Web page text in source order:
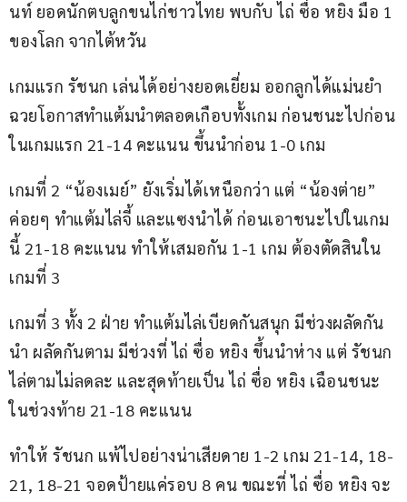
นท์ ยอดนักตบลูกขนไก่ชาวไทย พบกับ ไถ่ ซื่อ หยิง มือ 1
ของโลก จากไต้หวัน
เกมแรก รัชนก เล่นได้อย่างยอดเยี่ยม ออกลูกได้แม่นยำ
ฉวยโอกาสทำแต้มนำตลอดเกือบทั้งเกม ก่อนชนะไปก่อน
ในเกมแรก 21-14 คะแนน ขึ้นนำก่อน 1-0 เกม
เกมที่ 2 “น้องเมย์” ยังเริ่มได้เหนือกว่า แต่ “น้องต่าย”
ค่อยๆ ทำแต้มไล่จี้ และแซงนำได้ ก่อนเอาชนะไปในเกม
นี้ 21-18 คะแนน ทำให้เสมอกัน 1-1 เกม ต้องตัดสินใน
เกมที่ 3
เกมที่ 3 ทั้ง 2 ฝ่าย ทำแต้มไล่เบียดกันสนุก มีช่วงผลัดกัน
นำ ผลัดกันตาม มีช่วงที่ ไถ่ ซื่อ หยิง ขึ้นนำห่าง แต่ รัชนก
ไล่ตามไม่ลดละ และสุดท้ายเป็น ไถ่ ซื่อ หยิง เฉือนชนะ
ในช่วงท้าย 21-18 คะแนน
ทำให้ รัชนก แพ้ไปอย่างน่าเสียดาย 1-2 เกม 21-14, 18-
21, 18-21 จอดป้ายแค่รอบ 8 คน ขณะที่ ไถ่ ซื่อ หยิง จะ